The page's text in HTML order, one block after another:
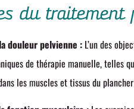
du
douleur pelvienne : L’un des
de thérapie manuelle, telles
les muscles et tissus du